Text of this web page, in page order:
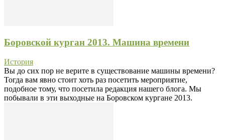
Боровской курган 2013. Машина времени
История
Вы до сих пор не верите в существование машины времени?
Тогда вам явно стоит хоть раз посетить мероприятие,
подобное тому, что посетила редакция нашего блога. Мы
побывали в эти выходные на Боровском кургане 2013.